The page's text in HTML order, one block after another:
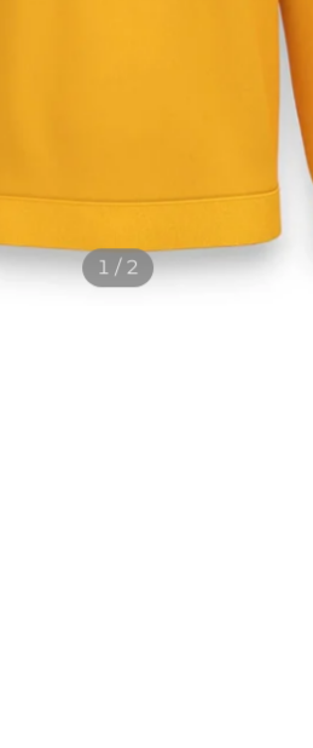
1 / 2